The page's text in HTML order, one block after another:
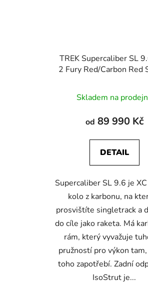
TREK Supercaliber SL
2 Fury Red/Carbon Red
Skladem na
od 89 990 Kč
DETAIL
Supercaliber SL 9.6 je
kolo z karbonu, na
prosvištíte singletrack a
do cíle jako raketa. Má
rám, který vyvažuje
pružností pro výkon
toho zapotřebí. Zadní
IsoStrut je...